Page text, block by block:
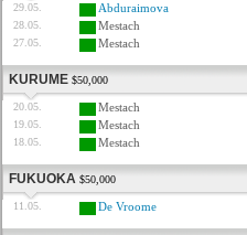
29.05. Abduraimova
28.05. Mestach
27.05. Mestach
KURUME $50,000
20.05. Mestach
19.05. Mestach
18.05. Mestach
FUKUOKA $50,000
11.05. De Vroome